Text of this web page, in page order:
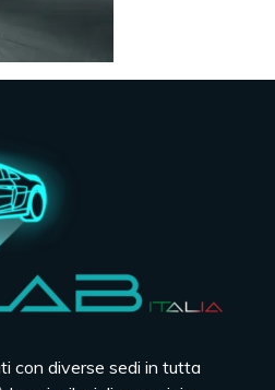
con diverse sedi in tutta